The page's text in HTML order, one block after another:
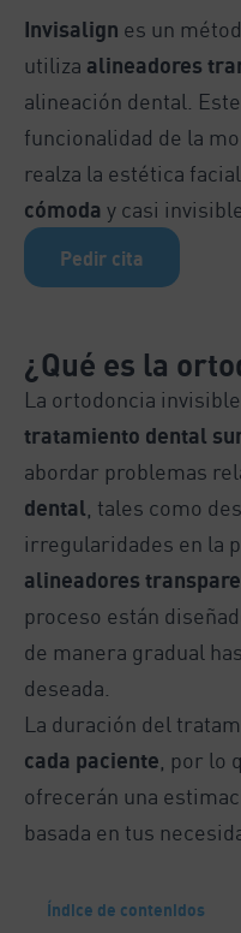
Invisalign es un
utiliza alineadores
alineación dental.
funcionalidad de la
realza la estética
cómoda y casi
Pedir cita
¿Qué es la
La ortodoncia
tratamiento dental
abordar problemas
dental , tales como
irregularidades en la
alineadores
proceso están
de manera gradual
deseada.
La duración del
cada paciente , por
ofrecerán una
basada en tus
Índice de contenidos